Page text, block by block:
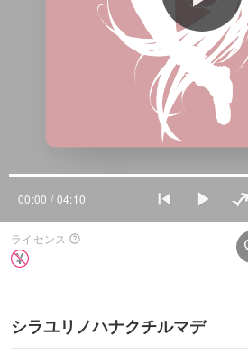
00:00 / 04:10
ライセンス
シラユリノハナクチルマデ